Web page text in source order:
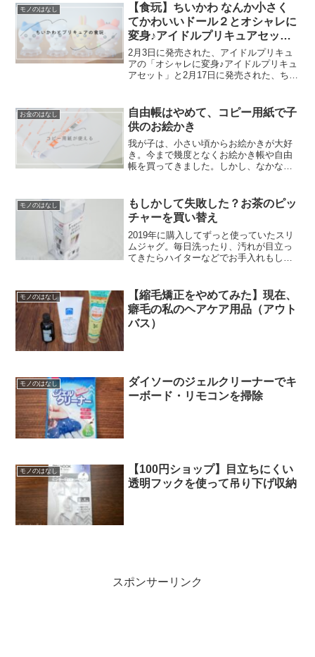
モノのはなし
【食玩】ちいかわ なんか小さく
てかわいいドール２とオシャレに
変身♪アイドルプリキュアセット
を無事ゲット
2月3日に発売された、アイドルプリキュ
アの「オシャレに変身♪アイドルプリキュ
アセット」と2月17日に発売された、ちい
発表からずっと狙っていたのですがなか
なか買いに行くこ...
お金のはなし
自由帳はやめて、コピー用紙で子
供のお絵かき
我が子は、小さい頃からお絵かきが大好
き。今まで幾度となくお絵かき帳や自由
帳を買ってきました。しかし、なかなか
か描いていないのに新しいページを使い
始めたりと、我が家にはな...
モノのはなし
もしかして失敗した？お茶のピッ
チャーを買い替え
2019年に購入してずっと使っていたスリ
ムジャグ。毎日洗ったり、汚れが目立っ
てきたらハイターなどでお手入れもして
れを機に、買い換えることに。今まで使
っていたスリムジャグ...
モノのはなし
【縮毛矯正をやめてみた】現在、
癖毛の私のヘアケア用品（アウト
バス）
モノのはなし
ダイソーのジェルクリーナーでキ
ーボード・リモコンを掃除
モノのはなし
【100円ショップ】目立ちにくい
透明フックを使って吊り下げ収納
スポンサーリンク